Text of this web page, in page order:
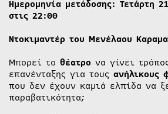
Ημερομηνία μετάδοσης: Τετάρτη
στις 22:00
Ντοκιμαντέρ του Μενέλαου
Μπορεί το θέατρο να γίνει
επανένταξης για τους ανήλικους
που δεν έχουν καμιά ελπίδα να
παραβατικότητα;